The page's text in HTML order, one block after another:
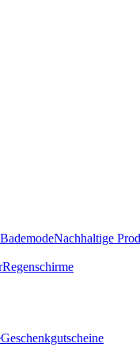
BademodeNachhaltige
Regenschirme
Geschenkgutscheine